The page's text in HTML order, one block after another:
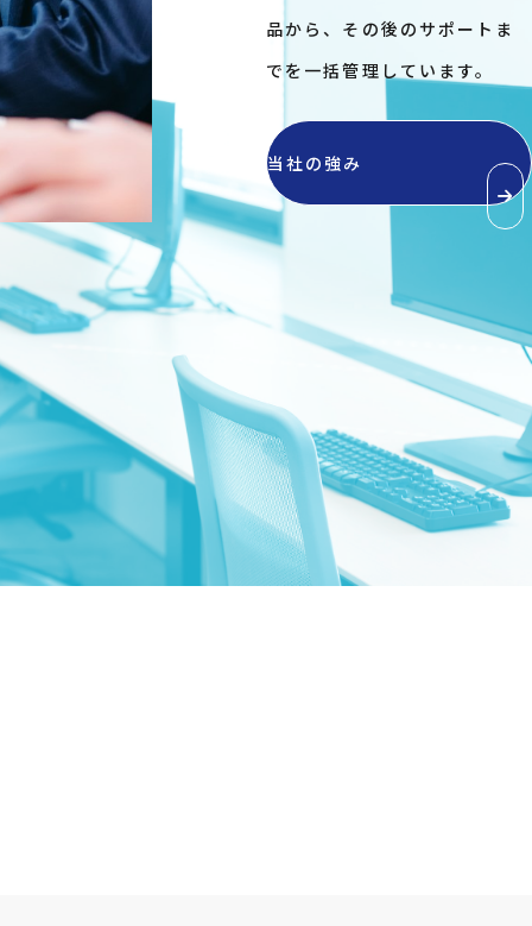
品から、その後のサポートま
でを一括管理しています。
当社の強み